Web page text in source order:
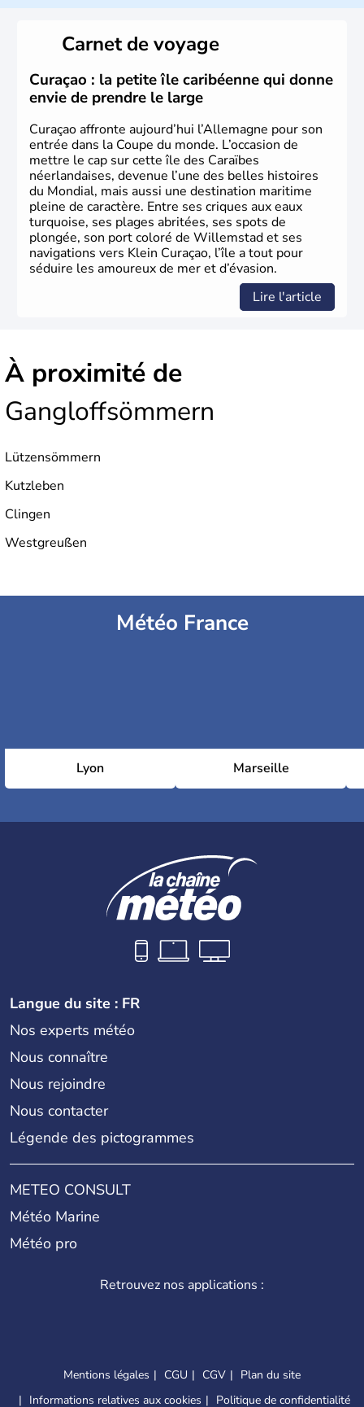
lesquelles bénéficient d'une grande autonomie. Le pays
peut se targuer de grands noms qu'il a vu naître dans tous
les domaines, des arts à la politique en passant par la
philosophie. Hertz, Gutenberg, Heidegger, Thomas Mann,
Herman Hesse ou bien Hegel en font partie.
Carnet de voyage
Curaçao : la petite île caribéenne qui donne
envie de prendre le large
Curaçao affronte aujourd’hui l’Allemagne pour son
entrée dans la Coupe du monde. L’occasion de
mettre le cap sur cette île des Caraïbes
néerlandaises, devenue l’une des belles histoires
du Mondial, mais aussi une destination maritime
pleine de caractère. Entre ses criques aux eaux
turquoise, ses plages abritées, ses spots de
plongée, son port coloré de Willemstad et ses
navigations vers Klein Curaçao, l’île a tout pour
séduire les amoureux de mer et d’évasion.
Lire l'article
À proximité de
Gangloffsömmern
Lützensömmern
Kutzleben
Clingen
Westgreußen
Météo France
Lyon Marseille
Langue du site : FR
Nos experts météo
Nous connaître
Nous rejoindre
Nous contacter
Légende des pictogrammes
METEO CONSULT
Météo Marine
Météo pro
Retrouvez nos applications :
Mentions légales CGU CGV
Plan du site
Informations relatives aux cookies
Politique de confidentialité